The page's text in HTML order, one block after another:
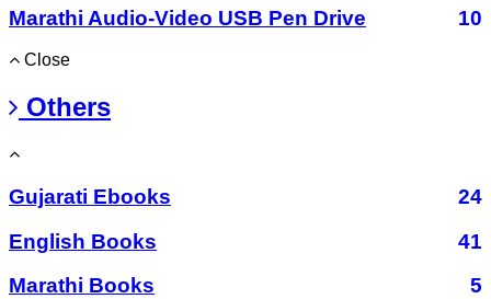
Marathi Audio-Video USB Pen Drive
10
Close
Others
Gujarati Ebooks
24
English Books
41
Marathi Books
5